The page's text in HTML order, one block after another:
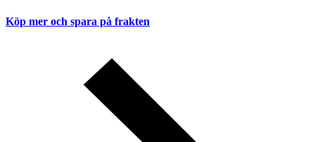
Köp mer och spara på frakten